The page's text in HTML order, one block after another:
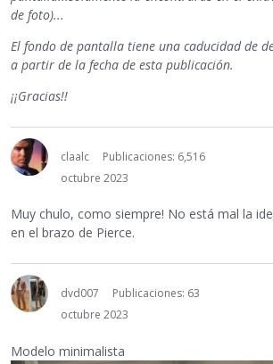
de foto)...
El fondo de pantalla tiene una caducidad de
a partir de la fecha de esta publicación.
¡¡Gracias!!
claalc
Publicaciones: 6,516
octubre 2023
Muy chulo, como siempre! No está mal la
en el brazo de Pierce.
dvd007
Publicaciones: 63
octubre 2023
Modelo minimalista